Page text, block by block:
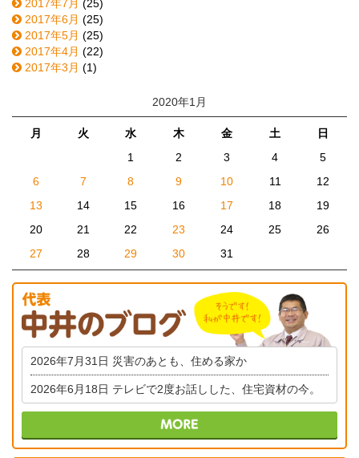
2017年7月 (25)
2017年6月 (25)
2017年5月 (25)
2017年4月 (22)
2017年3月 (1)
2020年1月
月 火 水 木 金 土
日
1
2 3 4
5
6
7 8 9 10 11
12
13
14 15 16 17 18
19
20
21 22 23 24 25
26
27
28 29 30 31
2026年7月31日 災害のあとも、住める家か
2026年6月18日 テレビで2度お話しした、住宅資材の今。